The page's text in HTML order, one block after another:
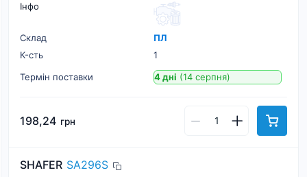
Інфо
Склад
ПЛ
К-cть
1
Термін поставки
4 дні (14 серпня)
198,24 грн
SHAFER SA296S